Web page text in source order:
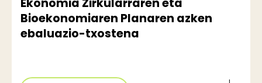
Ekonomia Zirkularraren eta
Bioekonomiaren Planaren azken
ebaluazio-txostena